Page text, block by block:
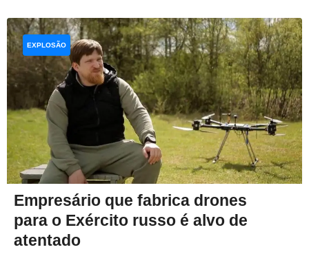
Empresário que fabrica drones
para o Exército russo é alvo de
atentado
EXPLOSÃO